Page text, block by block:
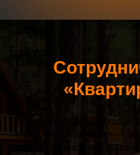
Увеличьте свой доход
нами! «Квартирукинг» —
аренды с более чем 60